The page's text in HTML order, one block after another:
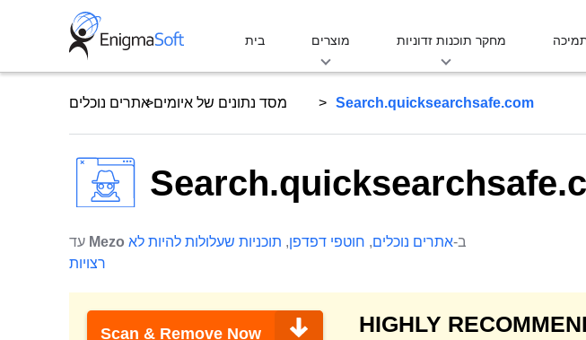
בית מוצרים מחקר תוכנות זדוניות
מסד נתונים של איומים אתרים נוכלים Search.quicksearchsafe.com
Mezo ב-אתרים נוכלים, חוטפי דפדפן, תוכניות שעלולות להיות לא
רצויות
Scan & Remove Now HIGHLY